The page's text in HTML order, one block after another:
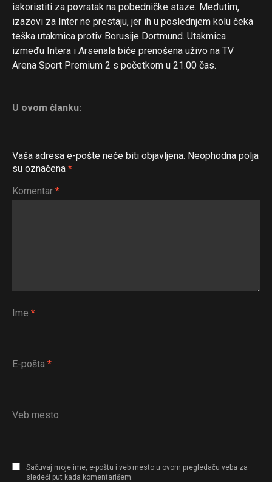
iskoristiti za povratak na pobedničke staze. Međutim,
izazovi za Inter ne prestaju, jer ih u poslednjem kolu čeka
teška utakmica protiv Borusije Dortmund. Utakmica
između Intera i Arsenala biće prenošena uživo na TV
Arena Sport Premium 2 s početkom u 21.00 čas.
U ovom članku:
Vaša adresa e-pošte neće biti objavljena. Neophodna polja
su označena *
Komentar *
Ime *
E-pošta *
Veb mesto
Sačuvaj moje ime, e-poštu i veb mesto u ovom pregledaču veba za
sledeći put kada komentarišem.